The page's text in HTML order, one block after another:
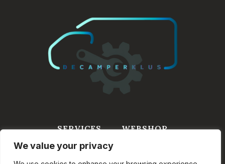
We value your privacy
SERVICES
WEBSHOP
WINKELWAGEN